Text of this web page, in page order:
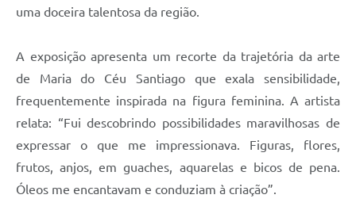
uma doceira talentosa da região.
A exposição apresenta um recorte da trajetória da arte
de Maria do Céu Santiago que exala sensibilidade,
frequentemente inspirada na figura feminina. A artista
relata: “Fui descobrindo possibilidades maravilhosas de
expressar o que me impressionava. Figuras, flores,
frutos, anjos, em guaches, aquarelas e bicos de pena.
Óleos me encantavam e conduziam à criação”.